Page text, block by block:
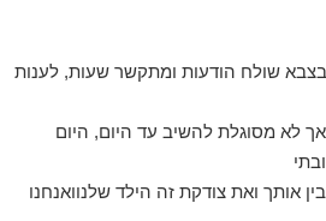
שולח הודעות ומתקשר שעות, לענות
לא מסוגלת להשיב עד היום, היום
אותך ואת צודקת זה הילד שלנוואנחנו